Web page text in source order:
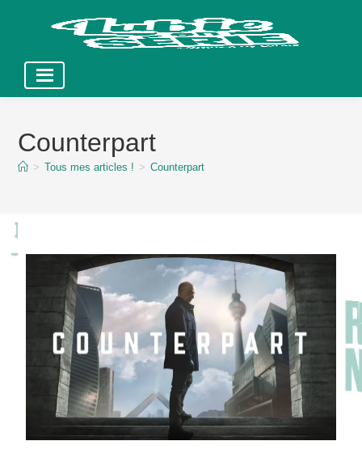
contentCounterpart
> Tous mes articles ! > Counterpart